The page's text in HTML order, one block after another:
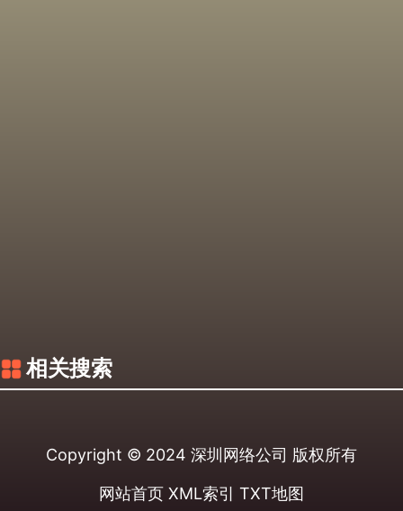
相关搜索
Copyright © 2024 深圳网络公司 版权所有
网站首页 XML索引 TXT地图